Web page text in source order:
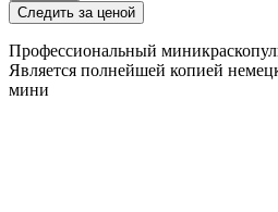
Следить за ценой
Профессиональный
Является полнейшей копией
мини